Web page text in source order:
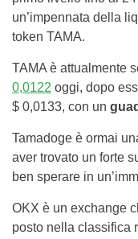
un’impennata della
token TAMA.
TAMA è attualmente
0,0122 oggi, dopo
$ 0,0133, con un
Tamadoge è ormai
aver trovato un forte
ben sperare in
OKX è un exchange
posto nella classifica